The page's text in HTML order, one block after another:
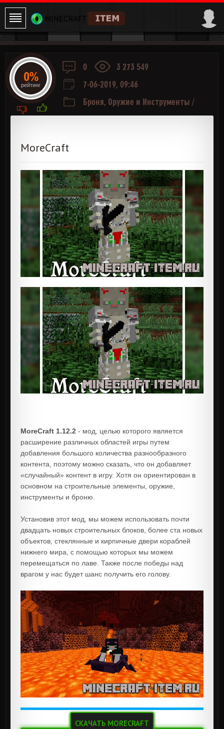
0
3 273 549
7-06-2019, 09:46
Броня, Оружие и Инструменты /
MoreCraft
MoreCraft 1.12.2 - мод, целью которого является
расширение различных областей игры путем
добавления большого количества разнообразного
контента, поэтому можно сказать, что он добавляет
«случайный» контент в игру. Хотя он ориентирован в
основном на строительные элементы, оружие,
инструменты и броню.
Установив этот мод, мы можем использовать почти
двадцать новых строительных блоков, более ста новых
объектов, стеклянные и кирпичные двери кораблей
нижнего мира, с помощью которых мы можем
перемещаться по лаве. Также после победы над
врагом у нас будет шанс получить его голову.
СКАЧАТЬ MORECRAFT
0%
рейтинг